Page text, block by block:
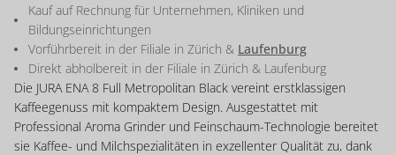
Kauf auf Rechnung für Unternehmen, Kliniken und
Bildungseinrichtungen
Vorführbereit in der Filiale in Zürich & Laufenburg
Direkt abholbereit in der Filiale in Zürich & Laufenburg
Die JURA ENA 8 Full Metropolitan Black vereint erstklassigen
Kaffeegenuss mit kompaktem Design. Ausgestattet mit
Professional Aroma Grinder und Feinschaum-Technologie bereitet
sie Kaffee- und Milchspezialitäten in exzellenter Qualität zu, dank